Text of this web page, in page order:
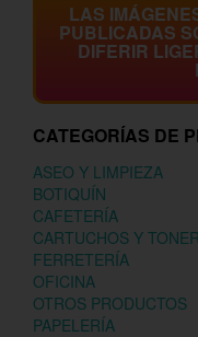
LAS
PUBLICADAS
DIFERIR
CATEGORÍAS DE
ASEO Y LIMPIEZA
BOTIQUÍN
CAFETERÍA
CARTUCHOS Y
FERRETERÍA
OFICINA
OTROS PRODUCTOS
PAPELERÍA